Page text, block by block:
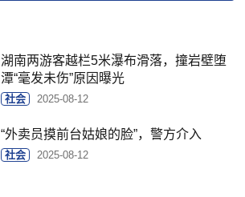
湖南两游客越栏5米瀑布滑落，撞岩壁堕
潭“毫发未伤”原因曝光
社会 2025-08-12
“外卖员摸前台姑娘的脸”，警方介入
社会 2025-08-12